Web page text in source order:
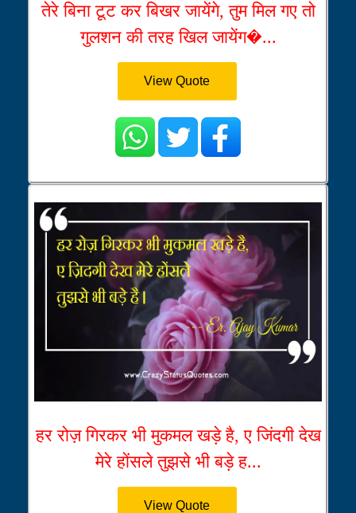
तेरे बिना टूट कर बिखर जायेंगे, तुम मिल गए तो
गुलशन की तरह खिल जायेंग�...
View Quote
हर रोज़ गिरकर भी मुकमल खड़े है, ए जिंदगी देख
मेरे होंसले तुझसे भी बड़े ह...
View Quote